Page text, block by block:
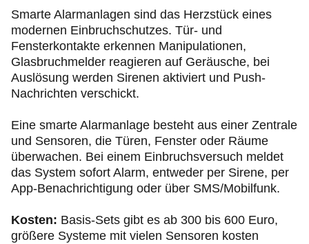
Smarte Alarmanlagen sind das Herzstück eines
modernen Einbruchschutzes. Tür- und
Fensterkontakte erkennen Manipulationen,
Glasbruchmelder reagieren auf Geräusche, bei
Auslösung werden Sirenen aktiviert und Push-
Nachrichten verschickt.
Eine smarte Alarmanlage besteht aus einer Zentrale
und Sensoren, die Türen, Fenster oder Räume
überwachen. Bei einem Einbruchsversuch meldet
das System sofort Alarm, entweder per Sirene, per
App-Benachrichtigung oder über SMS/Mobilfunk.
Kosten: Basis-Sets gibt es ab 300 bis 600 Euro,
größere Systeme mit vielen Sensoren kosten